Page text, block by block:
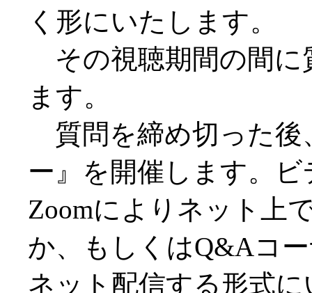
く形にいたします。
その視聴期間の間に
ます。
質問を締め切った後
ー』を開催します。
Zoomによりネット上
か、もしくはQ&Aコ
ネット配信する形式